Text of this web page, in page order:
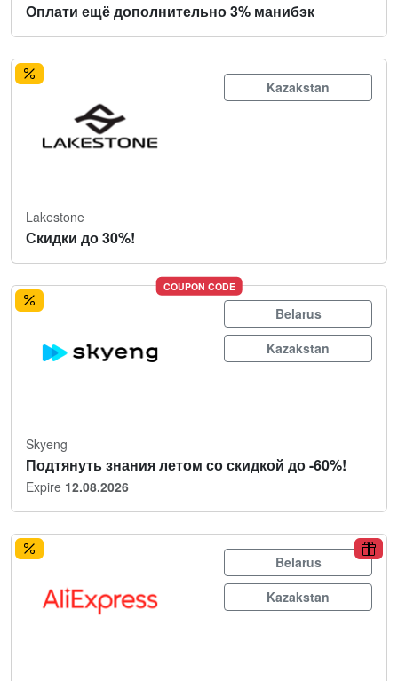
Оплати ещё дополнительно 3% манибэк
Kazakstan
Lakestone
Скидки до 30%!
COUPON CODE
Belarus
Kazakstan
Skyeng
Подтянуть знания летом со скидкой до -60%!
Expire 12.08.2026
Belarus
Kazakstan